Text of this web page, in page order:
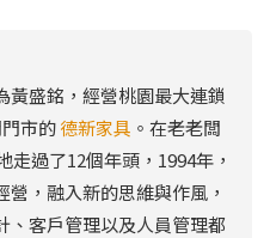
黃盛銘，經營桃園最大連鎖
市的德新家具 。在老老闆
走過了12個年頭，1994年，
營，融入新的思維與作風，
、客戶管理以及人員管理都